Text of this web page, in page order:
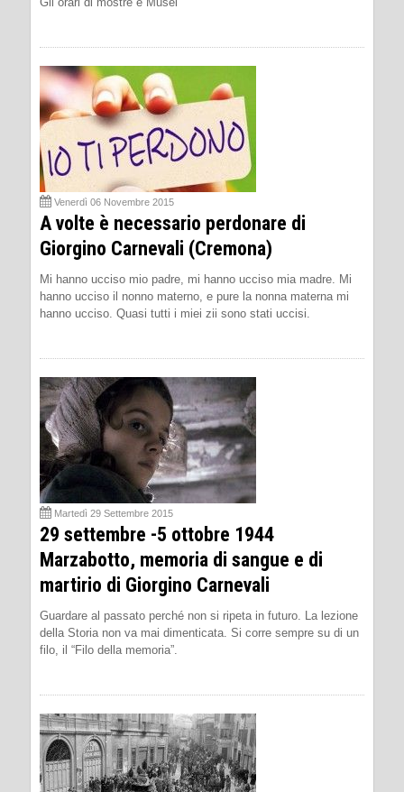
Venerdì 06 Novembre 2015
A volte è necessario perdonare di
Giorgino Carnevali (Cremona)
Mi hanno ucciso mio padre, mi hanno ucciso mia madre. Mi
hanno ucciso il nonno materno, e pure la nonna materna mi
hanno ucciso. Quasi tutti i miei zii sono stati uccisi.
Martedì 29 Settembre 2015
29 settembre -5 ottobre 1944
Marzabotto, memoria di sangue e di
martirio di Giorgino Carnevali
Guardare al passato perché non si ripeta in futuro. La lezione
della Storia non va mai dimenticata. Si corre sempre su di un
filo, il “Filo della memoria”.